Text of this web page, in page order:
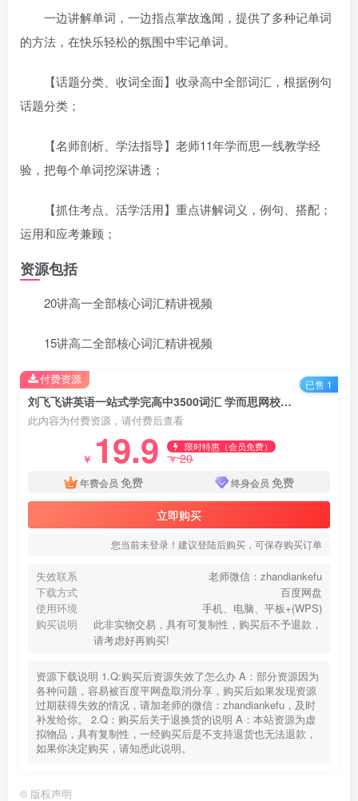
一边讲解单词，一边指点掌故逸闻，提供了多种记单词
的方法，在快乐轻松的氛围中牢记单词。
【话题分类、收词全面】收录高中全部词汇，根据例句
话题分类；
【名师剖析、学法指导】老师11年学而思一线教学经
验，把每个单词挖深讲透；
【抓住考点、活学活用】重点讲解词义，例句、搭配；
运用和应考兼顾；
资源包括
20讲高一全部核心词汇精讲视频
15讲高二全部核心词汇精讲视频
刘飞飞讲英语一站式学完高中3500词汇 学而思网校 百度网盘分享下载
此内容为付费资源，请付费后查看
￥ 19.9 限时特惠（会员免费）
￥20
年费会员 免费 终身会员 免费
立即购买
您当前未登录！建议登陆后购买，可保存购买订单
失效联系
老师微信：zhandiankefu
下载方式
百度网盘
使用环境
手机、电脑、平板+(WPS)
购买说明
此非实物交易，具有可复制性，购买后不予退款，
请考虑好再购买!
资源下载说明 1.Q:购买后资源失效了怎么办 A：部分资源因为
各种问题，容易被百度平网盘取消分享，购买后如果发现资源
过期获得失效的情况，请加老师的微信：zhandiankefu，及时
补发给你。 2.Q：购买后关于退换货的说明 A：本站资源为虚
拟物品，具有复制性，一经购买后是不支持退货也无法退款，
如果你决定购买，请知悉此说明。
付费资源 已售 1
© 版权声明